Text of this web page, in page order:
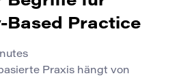
Based Practice
Praxis hängt von